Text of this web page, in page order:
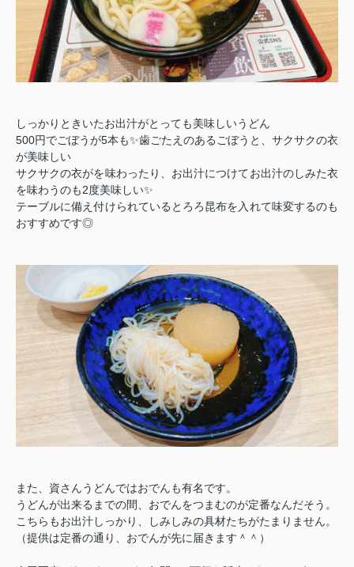
しっかりときいたお出汁がとっても美味しいうどん
500円でごぼうが5本も✨歯ごたえのあるごぼうと、サクサクの衣
が美味しい
サクサクの衣がを味わったり、お出汁につけてお出汁のしみた衣
を味わうのも2度美味しい✨
テーブルに備え付けられているとろろ昆布を入れて味変するのも
おすすめです◎
また、資さんうどんではおでんも有名です。
うどんが出来るまでの間、おでんをつまむのが定番なんだそう。
こちらもお出汁しっかり、しみしみの具材たちがたまりません。
（提供は定番の通り、おでんが先に届きます＾＾）